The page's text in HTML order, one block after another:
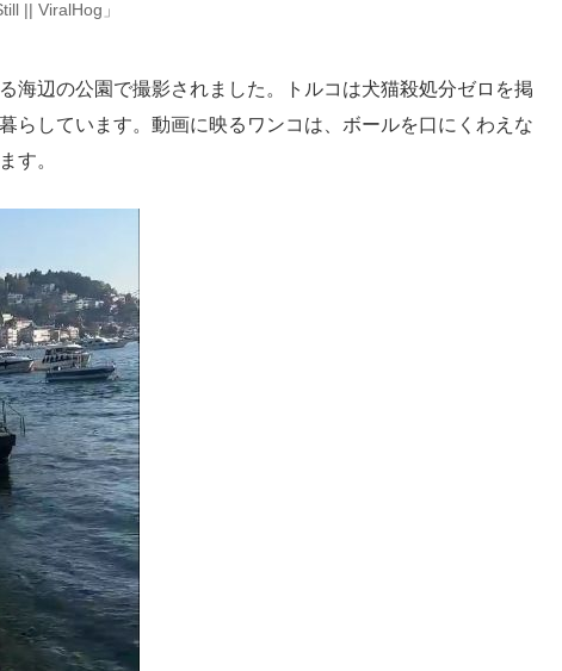
|| ViralHog」
海辺の公園で撮影されました。トルコは犬猫殺処分ゼロを掲
らしています。動画に映るワンコは、ボールを口にくわえな
す。